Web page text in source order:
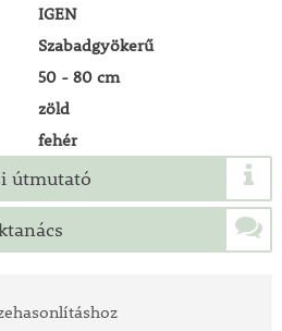
IGEN
Szabadgyökerű
50 - 80 cm
zöld
fehér
útmutató